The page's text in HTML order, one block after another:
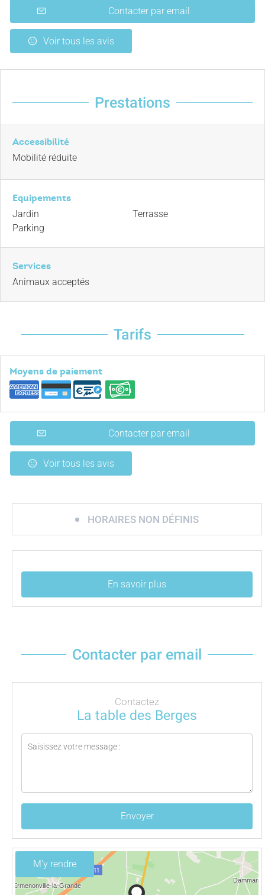
Contacter par email
Voir tous les avis
Prestations
Accessibilité
Mobilité réduite
Equipements
Jardin
Parking
Terrasse
Services
Animaux acceptés
Tarifs
Moyens de paiement
Contacter par email
Voir tous les avis
HORAIRES NON DÉFINIS
En savoir plus
Contacter par email
Contactez
La table des Berges
Envoyer
M'y rendre